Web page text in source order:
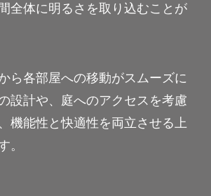
全体に明るさを取り込むことが
ら各部屋への移動がスムーズに
設計や、庭へのアクセスを考慮
機能性と快適性を両立させる上
。